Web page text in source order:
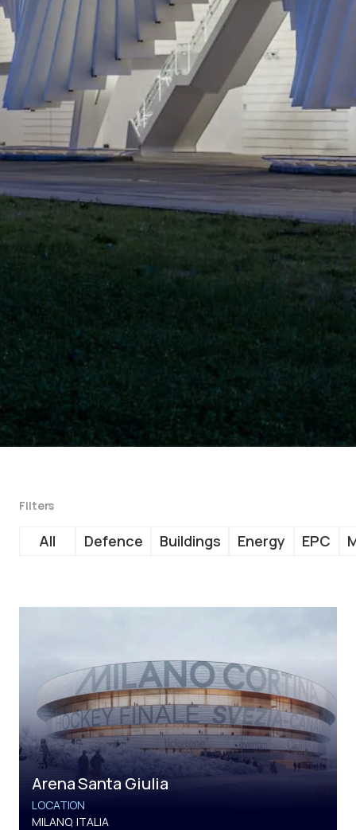
Filters
Defence Buildings Energy EPC
All
Arena Santa Giulia
LOCATION
MILANO, ITALIA